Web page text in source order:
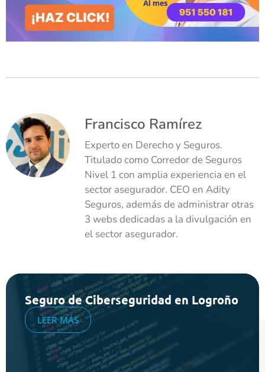
Francisco Ramírez
Experto en Derecho y Seguros.
Titulado como Corredor de Seguros
Nivel 1 con amplia experiencia en el
sector asegurador. CEO en Adity
Seguros, además de administrar otras
3 webs dedicadas a la divulgación en
el sector asegurador.
Seguro de Ciberseguridad en Logroño
LEER MÁS